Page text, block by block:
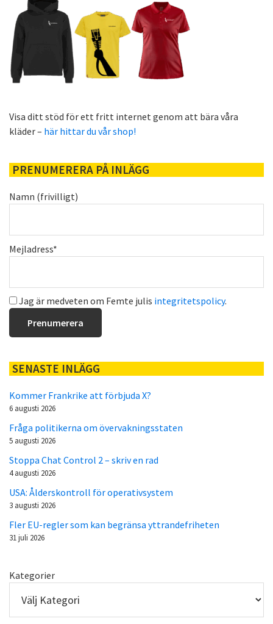
Visa ditt stöd för ett fritt internet genom att bära våra
kläder – här hittar du vår shop!
PRENUMERERA PÅ INLÄGG
Namn (frivilligt)
Mejladress*
Jag är medveten om Femte julis integritetspolicy.
SENASTE INLÄGG
Kommer Frankrike att förbjuda X?
6 augusti 2026
Fråga politikerna om övervakningsstaten
5 augusti 2026
Stoppa Chat Control 2 – skriv en rad
4 augusti 2026
USA: Ålderskontroll för operativsystem
3 augusti 2026
Fler EU-regler som kan begränsa yttrandefriheten
31 juli 2026
Kategorier